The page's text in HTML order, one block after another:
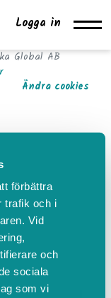
förbättra
trafik och i
Vid
och
sociala
som vi
Logga in
Global AB
Ändra cookies